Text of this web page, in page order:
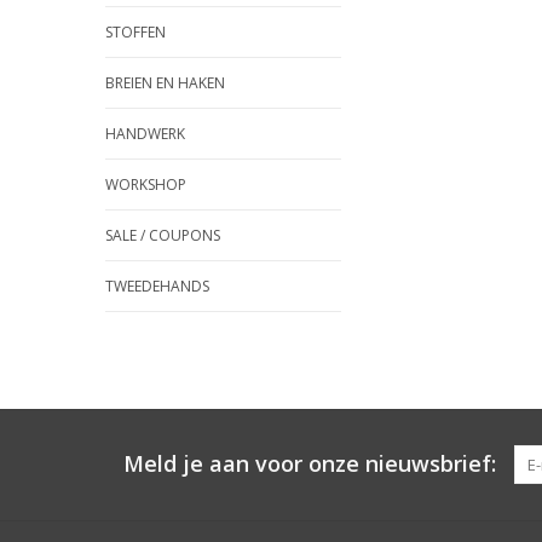
STOFFEN
BREIEN EN HAKEN
HANDWERK
WORKSHOP
SALE / COUPONS
TWEEDEHANDS
Meld je aan voor onze nieuwsbrief: